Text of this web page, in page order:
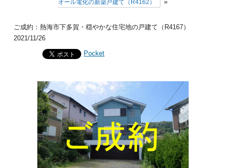
オール電化の新築戸建て（R4162）
»
ご成約：熱海市下多賀・穏やかな住宅地の戸建て（R4167）
2021/11/26
Pocket